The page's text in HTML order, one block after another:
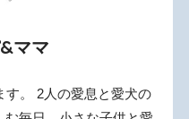
ママ
す。 2人の愛息と愛犬の